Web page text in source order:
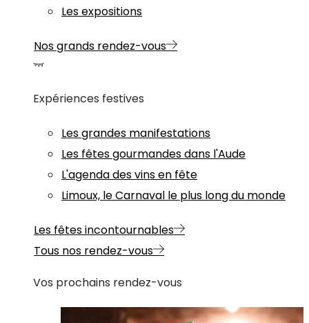
Les expositions
Nos grands rendez-vous
Expériences festives
Les grandes manifestations
Les fêtes gourmandes dans l'Aude
L'agenda des vins en fête
Limoux, le Carnaval le plus long du monde
Les fêtes incontournables
Tous nos rendez-vous
Vos prochains rendez-vous